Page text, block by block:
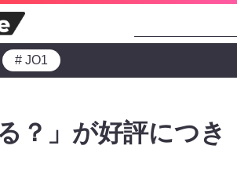
# JO1
？」が好評につき